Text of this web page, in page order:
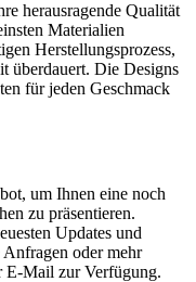
herausragende Qualität
Materialien
Herstellungsprozess,
überdauert. Die Designs
für jeden Geschmack
um Ihnen eine noch
zu präsentieren.
Updates und
oder mehr
E-Mail zur Verfügung.